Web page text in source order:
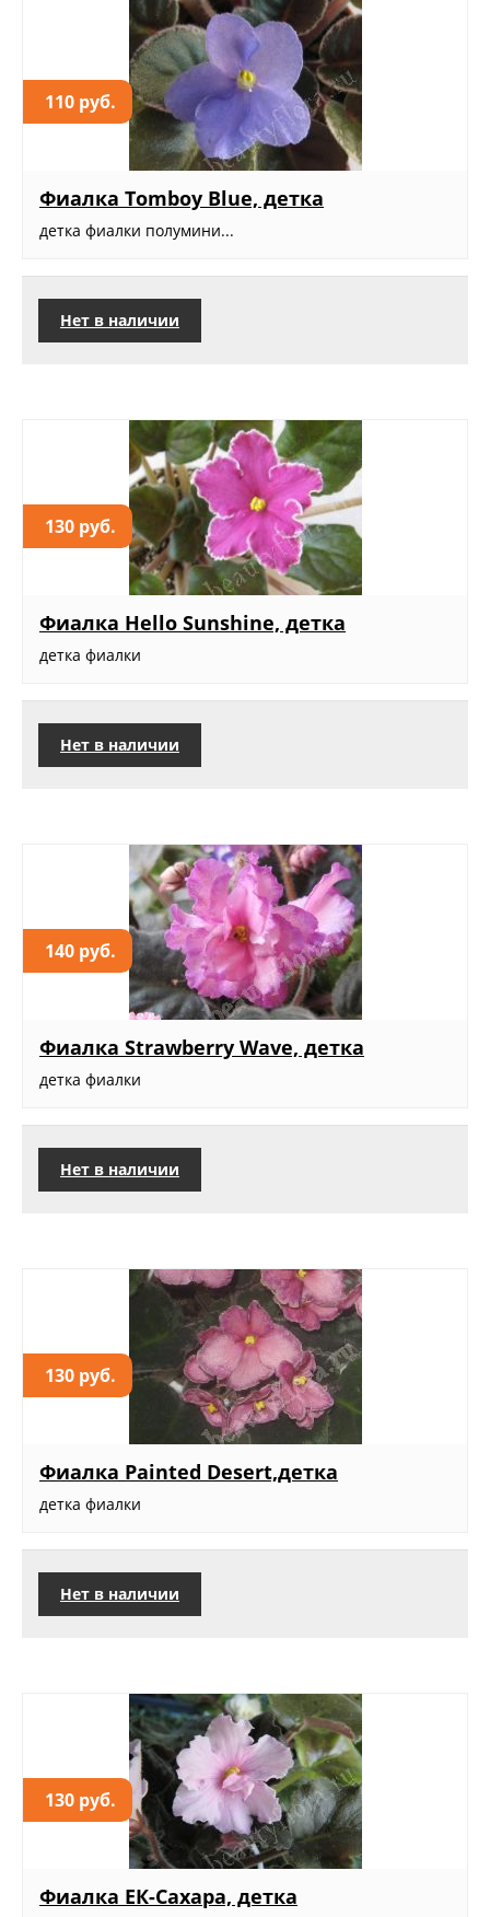
110 руб.
Фиалка Tomboy Blue, детка
детка фиалки полумини...
Нет в наличии
130 руб.
Фиалка Hello Sunshine, детка
детка фиалки
Нет в наличии
140 руб.
Фиалка Strawberry Wave, детка
детка фиалки
Нет в наличии
130 руб.
Фиалка Painted Desert,детка
детка фиалки
Нет в наличии
130 руб.
Фиалка ЕК-Сахара, детка